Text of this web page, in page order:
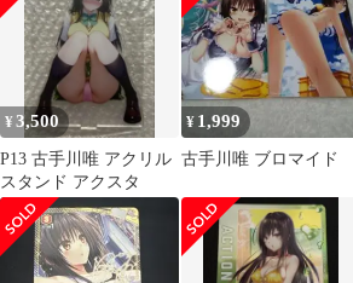
¥3,500
P13 古手川唯 アクリル
スタンド アクスタ
¥ 1,999
古手川唯 ブロマイド